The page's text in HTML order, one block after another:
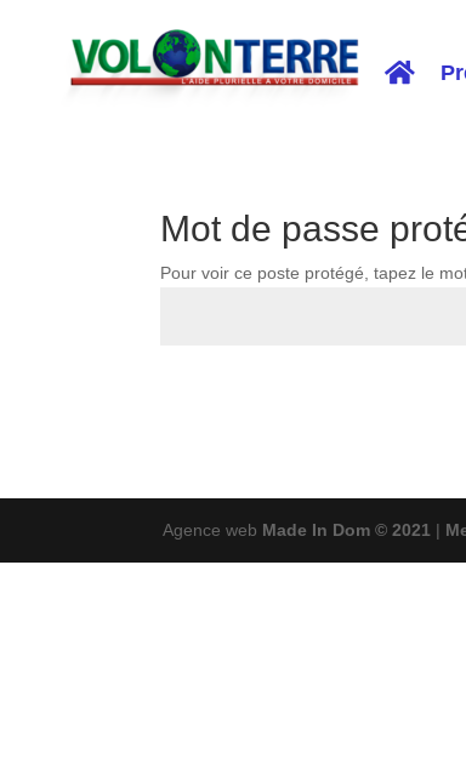
Mot de passe
Pour voir ce poste protégé, tapez le
Agence web Made In Dom © 2021 |